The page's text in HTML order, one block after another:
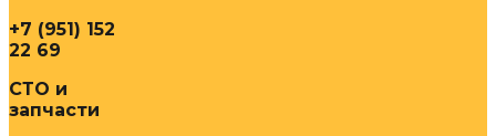
+7 (951) 152
22 69
СТО и
запчасти